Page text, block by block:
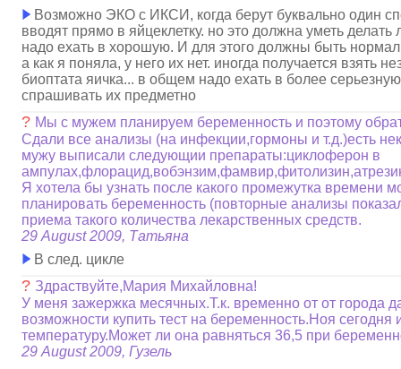
Возможно ЭКО с ИКСИ, когда берут буквально один
вводят прямо в яйцеклетку. но это должна уметь делать
надо ехать в хорошую. И для этого должны быть
а как я поняла, у него их нет. иногда получается взять
биоптата яичка... в общем надо ехать в более
спрашивать их предметно
? Мы с мужем планируем беременность и поэтому
Сдали все анализы (на инфекции,гормоны и т.д.)есть
мужу выписали следующии препараты:циклоферон в
Я хотела бы узнать после какого промежутка времени
планировать беременность (повторные анализы
приема такого количества лекарственных средств.
29 August 2009, Татьяна
В след. цикле
? Здраствуйте,Мария Михайловна!
У меня зажержка месячных.Т.к. временно от от города
возможности купить тест на беременность.Ноя
температуру.Может ли она равняться 36,5 при
29 August 2009, Гузель